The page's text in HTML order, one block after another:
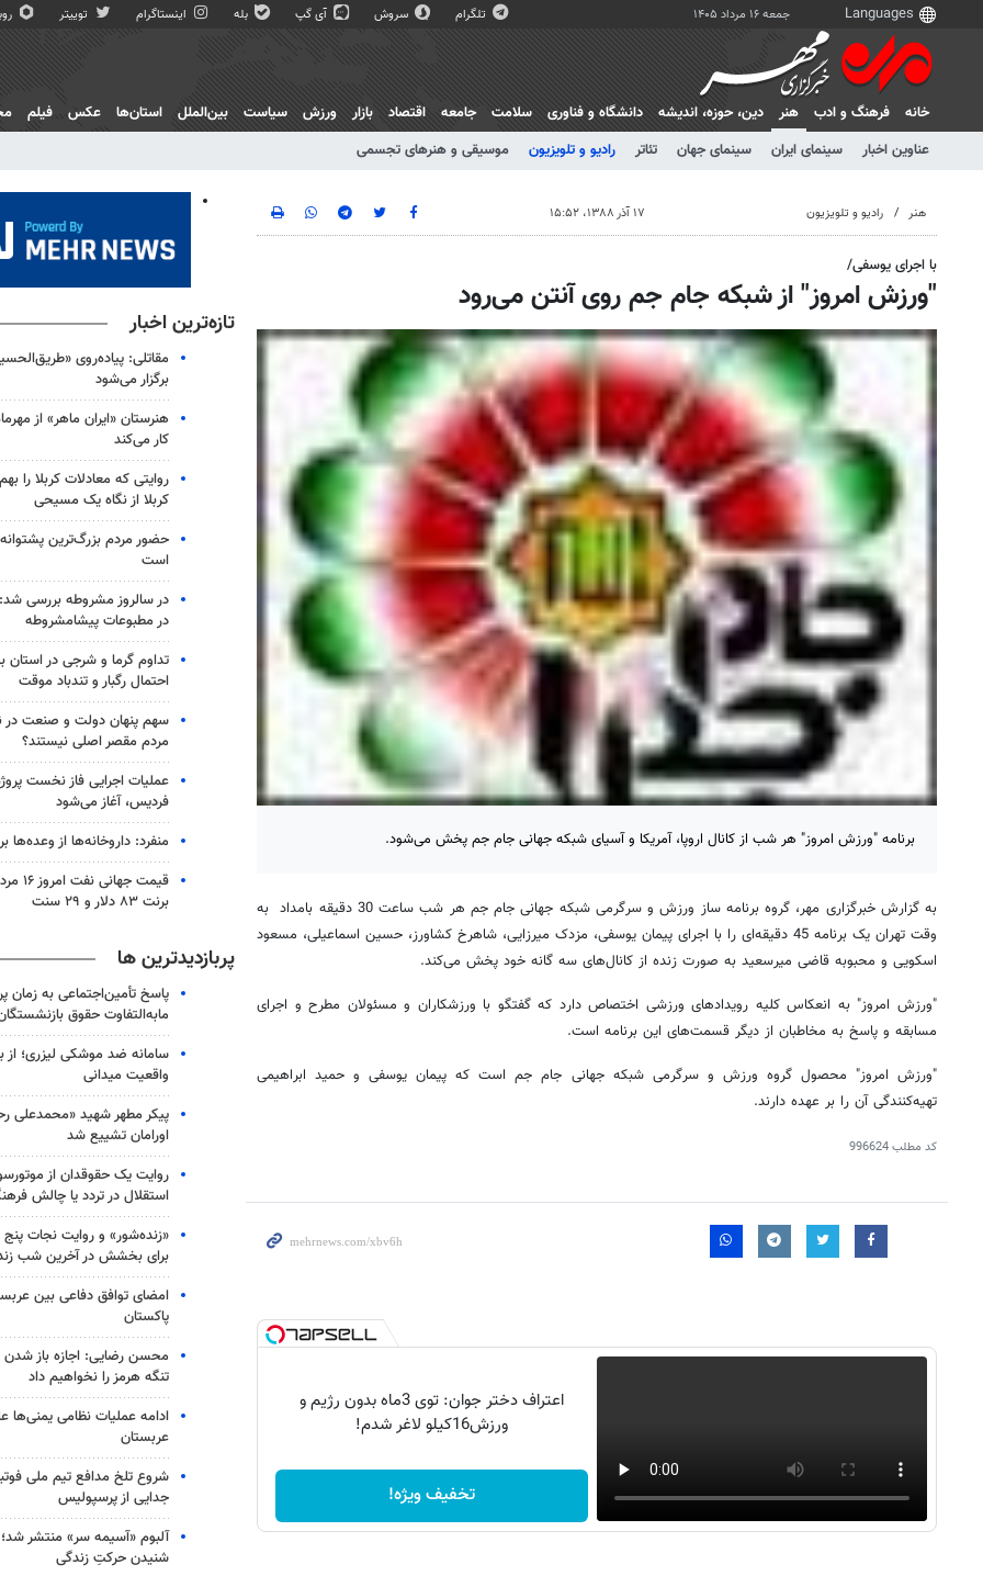
جمعه ۱۶ مرداد ۱۴۰۵ تلگرام سروش آی گپ بله اینستاگرام توییتر
خانه فرهنگ و ادب
هنر
عناوین اخبار
سینمای ایران سینمای جهان تئاتر رادیو و تلویزیون موسیقی و هنرهای تجسمی
دين، حوزه، انديشه دانشگاه و فناوری سلامت جامعه اقتصاد بازار ورزش سیاست بین‌الملل استان‌ها عکس فیلم
هنر رادیو و تلویزیون ۱۷ آذر ۱۳۸۸، ۱۵:۵۲
با اجرای یوسفی/
"ورزش امروز" از شبکه جام جم روی آنتن می‌رود
برنامه "ورزش امروز" هر شب از کانال اروپا، آمریکا و آسیای شبکه جهانی جام جم پخش می‌شود.
به گزارش خبرگزاری مهر، گروه برنامه ساز ورزش و سرگرمی شبکه جهانی جام جم هر شب ساعت 30 دقیقه بامداد به
وقت تهران یک برنامه 45 دقیقه‌ای را با اجرای پیمان یوسفی، مزدک میرزایی، شاهرخ کشاورز، حسین اسماعیلی، مسعود
اسکویی و محبوبه قاضی میرسعید به صورت زنده از کانال‌های سه گانه خود پخش می‌کند.
"ورزش امروز" به انعکاس کلیه رویدادهای ورزشی اختصاص دارد که گفتگو با ورزشکاران و مسئولان مطرح و اجرای
مسابقه و پاسخ به مخاطبان از دیگر قسمت‌های این برنامه است.
"ورزش امروز" محصول گروه ورزش و سرگرمی شبکه جهانی جام جم است که پیمان یوسفی و حمید ابراهیمی
تهیه‌کنندگی آن را بر عهده دارند.
کد مطلب996624
اعتراف دختر جوان: توی 3ماه بدون رژیم و
ورزش16کیلو لاغر شدم!
تخفیف ویژه!
تازه‌ترین اخبار
مقاتلی: پیاده‌روی
برگزار می‌شود
هنرستان «ایران ماهر» از
کار می‌کند
روایتی که معادلات کربلا را
کربلا از نگاه یک مسیحی
حضور مردم بزرگ‌ترین
است
در سالروز مشروطه بررسی شد:
در مطبوعات پیشامشروطه
تداوم گرما و شرجی در استان
احتمال رگبار و تندباد موقت
سهم پنهان دولت و صنعت در
مردم مقصر اصلی نیستند؟
عملیات اجرایی فاز نخست
فردیس، آغاز می‌شود
منفرد: داروخانه‌ها از وعده‌ها
قیمت
برنت ۸۳ دلار و ۲۹ سنت
پربازدیدترین ها
پاسخ تأمین‌اجتماعی به زمان
مابه‌التفاوت حقوق
سامانه ضد موشکی لیزری؛ از
واقعیت میدانی
پیکر مطهر شهید «محمدعلی
اورامان تشییع شد
روایت یک حقوقدان از
استقلال در تردد یا چالش
«زنده‌شور» و روایت نجات
برای بخشش در آخرین شب
امضای توافق دفاعی بین
پاکستان
محسن رضایی: اجازه باز
تنگه هرمز را نخواهیم داد
ادامه عملیات نظامی یمنی‌ها
عربستان
شروع تلخ مدافع تیم ملی
جدایی از پرسپولیس
آلبوم «آسیمه سر» منتشر
شنیدن حرکتِ زندگی